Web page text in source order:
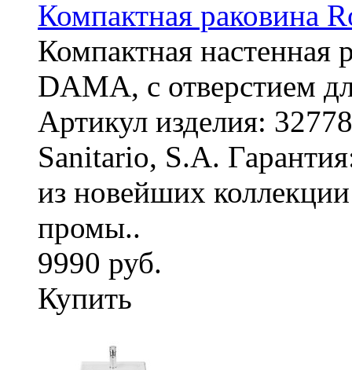
Компактная раковина
Компактная настенная
DAMA, с отверстием
Артикул изделия:
Sanitario, S.A.
из новейших
промы..
9990 руб.
Купить